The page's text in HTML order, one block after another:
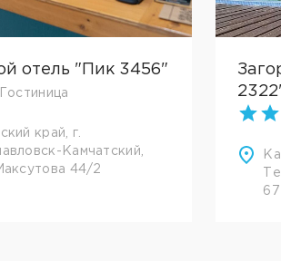
отель "Пик 3456"
Гостиница
край, г.
Камчатский,
44/2
67